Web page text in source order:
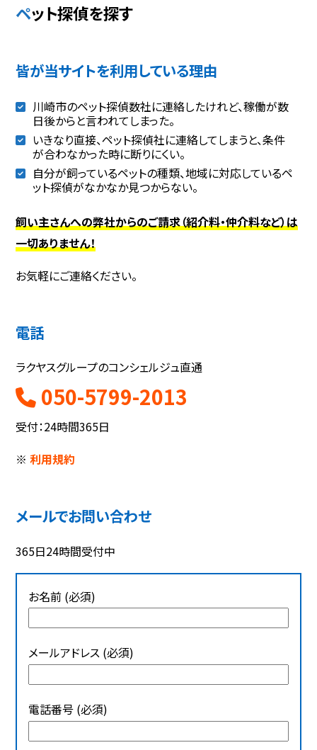
ペット探偵を探す
皆が当サイトを利用している理由
川崎市のペット探偵数社に連絡したけれど、稼働が数
日後からと言われてしまった。
いきなり直接、ペット探偵社に連絡してしまうと、条件
が合わなかった時に断りにくい。
自分が飼っているペットの種類、地域に対応しているペ
ット探偵がなかなか見つからない。
飼い主さんへの弊社からのご請求（紹介料・仲介料など）は
一切ありません！
お気軽にご連絡ください。
電話
ラクヤスグループのコンシェルジュ直通
050-5799-2013
受付：24時間365日
※利用規約
メールでお問い合わせ
365日24時間受付中
お名前 (必須)
メールアドレス (必須)
電話番号 (必須)